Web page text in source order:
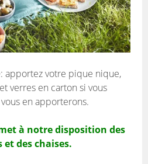
apportez votre pique nique,
verres en carton si vous
en apporterons.
à notre disposition des
des chaises.